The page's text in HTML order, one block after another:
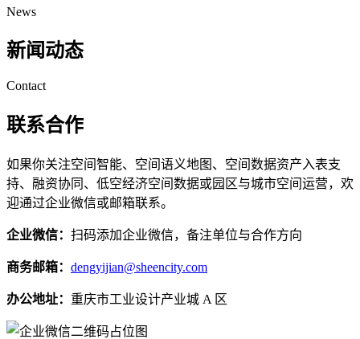
News
新闻动态
Contact
联系合作
如果你关注空间智能、空间语义地图、空间数据资产入表支
持、融资协同、低空经济空间数据或园区与城市空间运营，欢
迎通过企业微信或邮箱联系。
企业微信： 扫码添加企业微信，备注单位与合作方向
商务邮箱： dengyijian@sheencity.com
办公地址： 重庆市工业设计产业城 A 区